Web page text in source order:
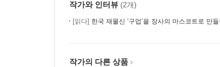
작가와 인터뷰 (2개)
[읽다] 한국 재물신 ‘구업’을 장사의 마스코트로 만
작가의 다른 상품